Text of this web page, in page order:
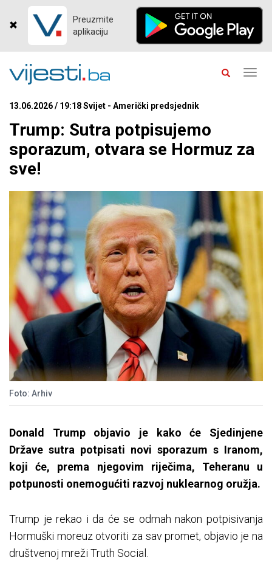
Preuzmite
aplikaciju
13.06.2026 / 19:18 Svijet - Američki predsjednik
Trump: Sutra potpisujemo
sporazum, otvara se Hormuz za
sve!
Foto: Arhiv
Donald Trump objavio je kako će Sjedinjene
Države sutra potpisati novi sporazum s Iranom,
koji će, prema njegovim riječima, Teheranu u
potpunosti onemogućiti razvoj nuklearnog oružja.
Trump je rekao i da će se odmah nakon potpisivanja
Hormuški moreuz otvoriti za sav promet, objavio je na
društvenoj mreži Truth Social.